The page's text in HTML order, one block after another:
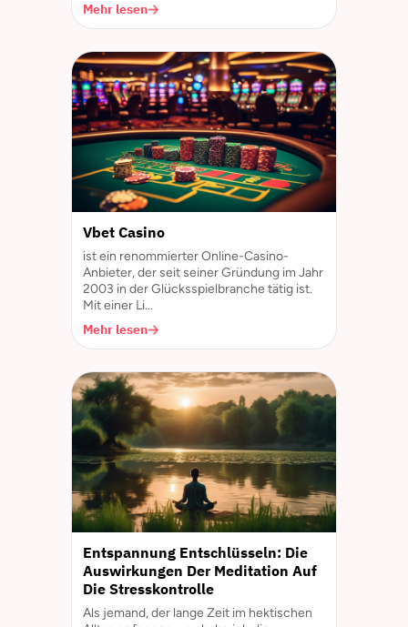
Mehr lesen
Vbet Casino
ist ein renommierter Online-Casino-
Anbieter, der seit seiner Gründung im Jahr
2003 in der Glücksspielbranche tätig ist.
Mit einer Li...
Mehr lesen
Entspannung Entschlüsseln: Die
Auswirkungen Der Meditation Auf
Die Stresskontrolle
Als jemand, der lange Zeit im hektischen